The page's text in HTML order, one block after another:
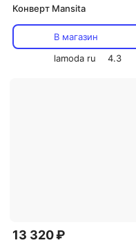
Конверт Mansita
В магазин
lamoda ru
4.3
13 320 ₽